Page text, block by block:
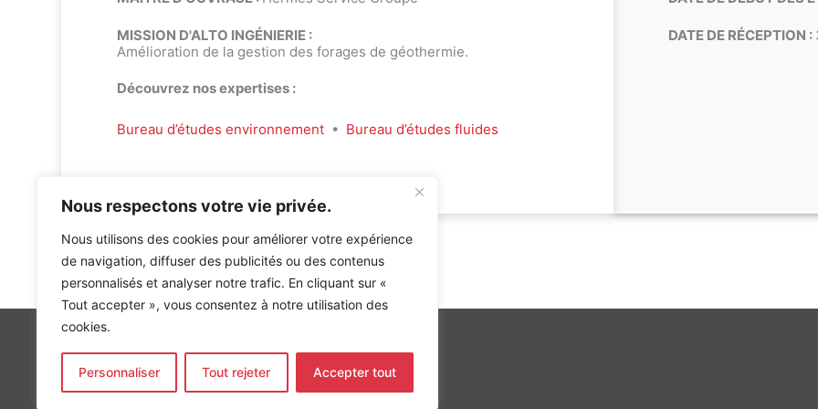
Nous respectons votre vie privée.
Nous utilisons des cookies pour améliorer votre expérience
de navigation, diffuser des publicités ou des contenus
personnalisés et analyser notre trafic. En cliquant sur «
Tout accepter », vous consentez à notre utilisation des
cookies.
Personnaliser Tout rejeter Accepter tout
DATE DE RÉCEPTION :
MISSION D'ALTO INGÉNIERIE :
Amélioration de la gestion des forages de géothermie.
Découvrez nos expertises :
Bureau d’études environnement• Bureau d’études fluides
Accueil»Références»Forage Cité des Métiers HERMES